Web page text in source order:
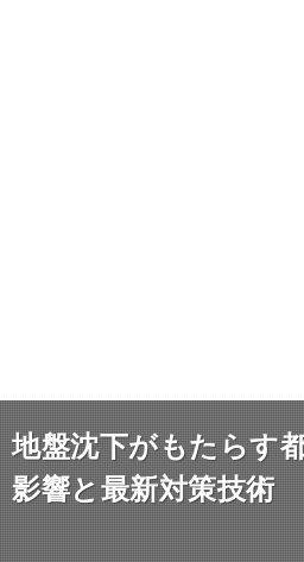
地盤沈下がもたらす
影響と最新対策技術